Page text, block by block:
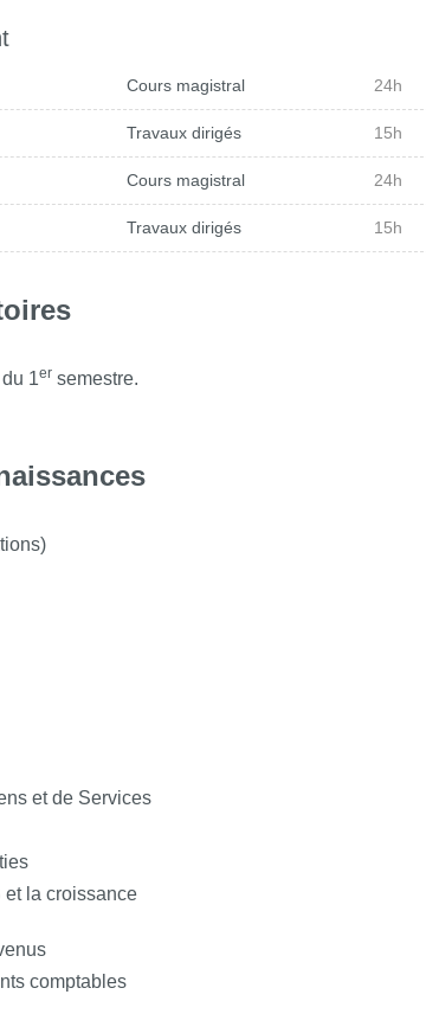
Cours magistral 24h
Travaux dirigés 15h
Cours magistral 24h
Travaux dirigés 15h
1er semestre.
et de Services
et la croissance
comptables